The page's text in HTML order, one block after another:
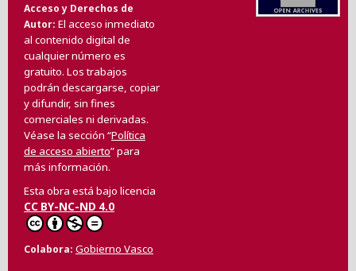
Acceso y Derechos de
Autor El acceso inmediato
al contenido digital de
cualquier número es
gratuito. Los trabajos
podrán descargarse, copiar
y difundir, sin fines
comerciales ni derivadas.
Véase la sección “Política
de acceso abierto” para
más información.
Esta obra está bajo licencia
CC BY-NC-ND 4.0
Colabora Gobierno Vasco